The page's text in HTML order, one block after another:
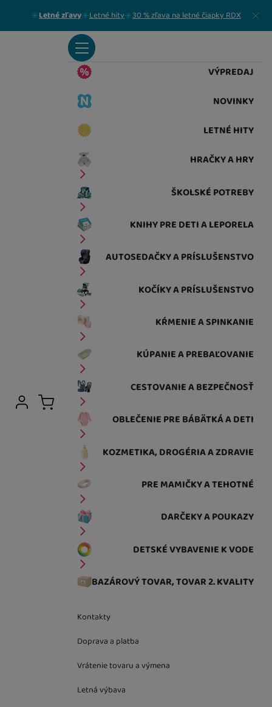
Letné zľavy Letné hity 30 % zľava na letné čiapky RDX Zavrieť
VÝPREDAJ
NOVINKY
LETNÉ HITY
HRAČKY A HRY
ŠKOLSKÉ POTREBY
KNIHY PRE DETI A LEPORELA
AUTOSEDAČKY A PRÍSLUŠENSTVO
KOČÍKY A PRÍSLUŠENSTVO
KŔMENIE A SPINKANIE
KÚPANIE A PREBAĽOVANIE
CESTOVANIE A BEZPEČNOSŤ
OBLEČENIE PRE BÁBÄTKÁ A DETI
KOZMETIKA, DROGÉRIA A ZDRAVIE
PRE MAMIČKY A TEHOTNÉ
DARČEKY A POUKAZY
DETSKÉ VYBAVENIE K VODE
BAZÁROVÝ TOVAR, TOVAR 2. KVALITY
Kontakty
Doprava a platba
Vrátenie tovaru a výmena
Letná výbava
Užívateľská sekcia
Prihlásiť sa
Košík